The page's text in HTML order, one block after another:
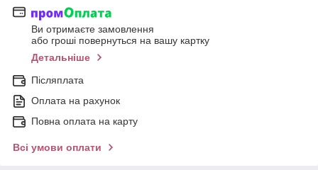
Ви отримаєте замовлення
або гроші повернуться на вашу картку
Детальніше
Післяплата
Оплата на рахунок
Повна оплата на карту
Всі умови оплати